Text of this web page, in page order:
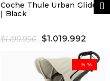
Coche Thule Urban Glide 4
| Black
$1.199.990 $1.019.992
-15 %